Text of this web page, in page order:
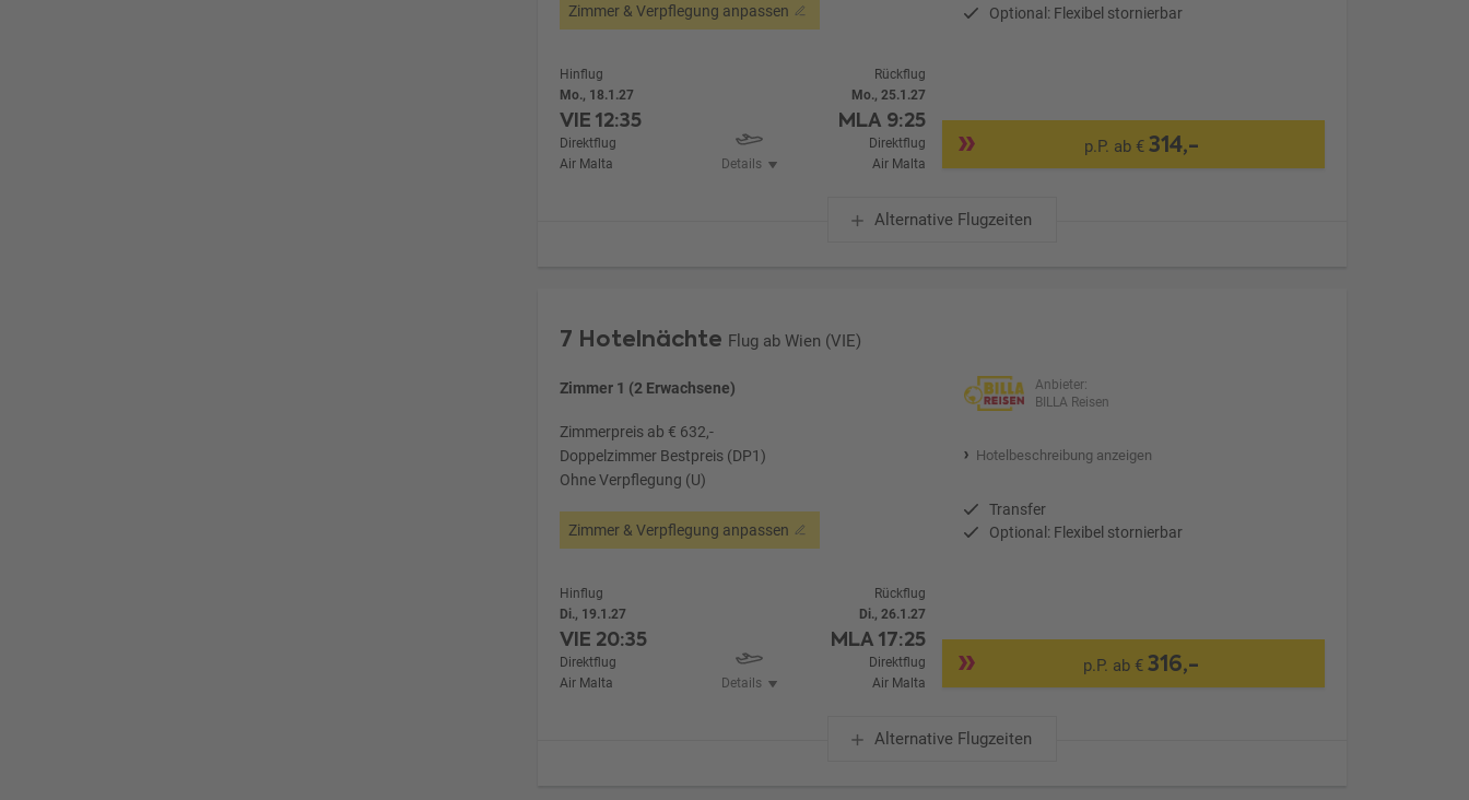
Zimmer & Verpflegung anpassen
Optional: Flexibel stornierbar
Hinflug
Mo., 18.1.27
VIE12:35
Direktflug
Air Malta
Details
Rückflug
Mo., 25.1.27
MLA 9:25
Direktflug
Air Malta
p.P. ab € 314,-
Alternative Flugzeiten
7 Hotelnächte Flug ab Wien (VIE)
Zimmer 1 (2 Erwachsene)
Zimmerpreis ab € 632,-
Doppelzimmer Bestpreis (DP1)
Ohne Verpflegung (U)
Zimmer & Verpflegung anpassen
Anbieter:
BILLA Reisen
Hotelbeschreibung anzeigen
Transfer
Optional: Flexibel stornierbar
Hinflug
Di., 19.1.27
VIE 20:35
Direktflug
Air Malta
Details
Rückflug
Di., 26.1.27
MLA17:25
Direktflug
Air Malta
p.P. ab €316,-
Alternative Flugzeiten